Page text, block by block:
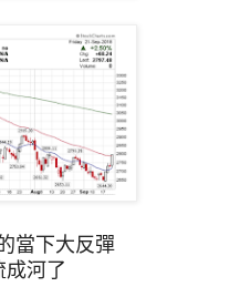
當下大反彈
成河了